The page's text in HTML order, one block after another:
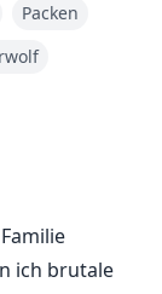
noch
Rolle in einer
die unter
aber
Packen
ich brutale